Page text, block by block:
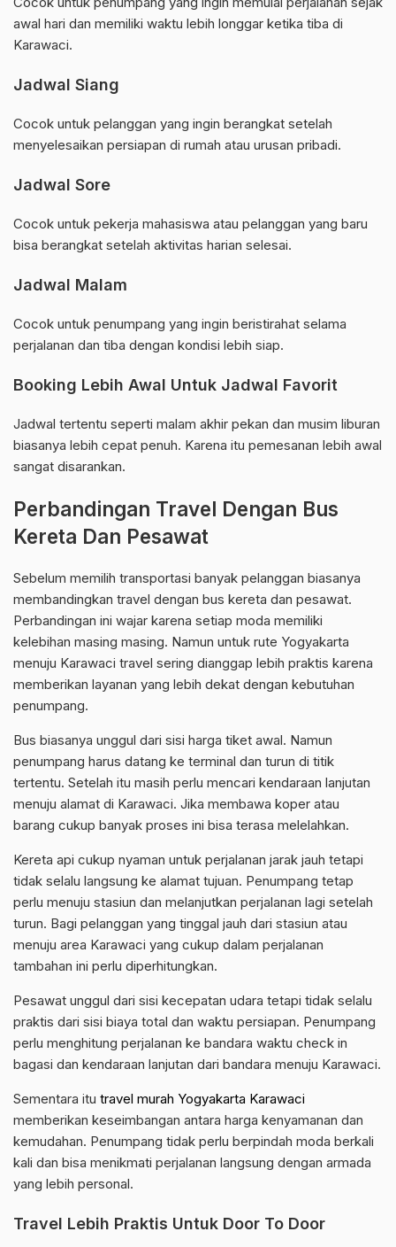
awal hari dan memiliki waktu lebih longgar ketika tiba di
Karawaci.
Jadwal Siang
Cocok untuk pelanggan yang ingin berangkat setelah
menyelesaikan persiapan di rumah atau urusan pribadi.
Jadwal Sore
Cocok untuk pekerja mahasiswa atau pelanggan yang baru
bisa berangkat setelah aktivitas harian selesai.
Jadwal Malam
Cocok untuk penumpang yang ingin beristirahat selama
perjalanan dan tiba dengan kondisi lebih siap.
Booking Lebih Awal Untuk Jadwal Favorit
Jadwal tertentu seperti malam akhir pekan dan musim liburan
biasanya lebih cepat penuh. Karena itu pemesanan lebih awal
sangat disarankan.
Perbandingan Travel Dengan Bus
Kereta Dan Pesawat
Sebelum memilih transportasi banyak pelanggan biasanya
membandingkan travel dengan bus kereta dan pesawat.
Perbandingan ini wajar karena setiap moda memiliki
kelebihan masing masing. Namun untuk rute Yogyakarta
menuju Karawaci travel sering dianggap lebih praktis karena
memberikan layanan yang lebih dekat dengan kebutuhan
penumpang.
Bus biasanya unggul dari sisi harga tiket awal. Namun
penumpang harus datang ke terminal dan turun di titik
tertentu. Setelah itu masih perlu mencari kendaraan lanjutan
menuju alamat di Karawaci. Jika membawa koper atau
barang cukup banyak proses ini bisa terasa melelahkan.
Kereta api cukup nyaman untuk perjalanan jarak jauh tetapi
tidak selalu langsung ke alamat tujuan. Penumpang tetap
perlu menuju stasiun dan melanjutkan perjalanan lagi setelah
turun. Bagi pelanggan yang tinggal jauh dari stasiun atau
menuju area Karawaci yang cukup dalam perjalanan
tambahan ini perlu diperhitungkan.
Pesawat unggul dari sisi kecepatan udara tetapi tidak selalu
praktis dari sisi biaya total dan waktu persiapan. Penumpang
perlu menghitung perjalanan ke bandara waktu check in
bagasi dan kendaraan lanjutan dari bandara menuju Karawaci.
Sementara itu travel murah Yogyakarta Karawaci
memberikan keseimbangan antara harga kenyamanan dan
kemudahan. Penumpang tidak perlu berpindah moda berkali
kali dan bisa menikmati perjalanan langsung dengan armada
yang lebih personal.
Travel Lebih Praktis Untuk Door To Door